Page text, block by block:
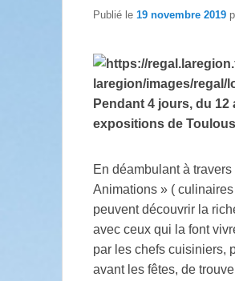
Publié le 19 novembre 2019
Pendant 4 jours, du
expositions de
En déambulant à
Animations » (
peuvent découvrir la
avec ceux qui la font
par les chefs cuisiniers,
avant les fêtes, de